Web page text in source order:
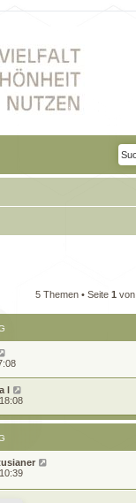
5 Themen • Seite 1 von
l